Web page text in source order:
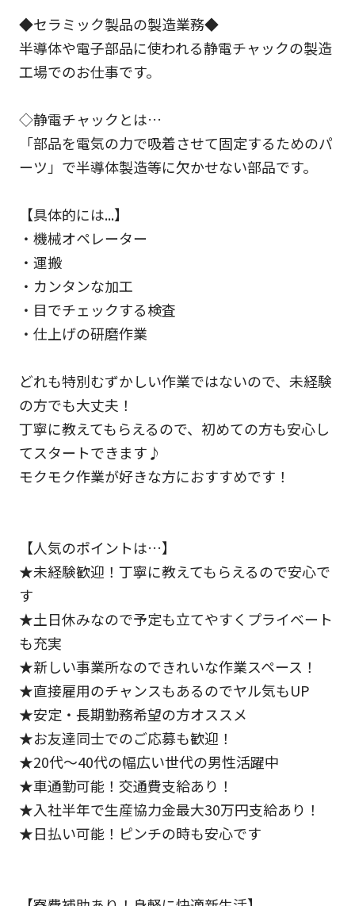
◆セラミック製品の製造業務◆
半導体や電子部品に使われる静電チャックの製造
工場でのお仕事です。
◇静電チャックとは…
「部品を電気の力で吸着させて固定するためのパ
ーツ」で半導体製造等に欠かせない部品です。
【具体的には...】
・機械オペレーター
・運搬
・カンタンな加工
・目でチェックする検査
・仕上げの研磨作業
どれも特別むずかしい作業ではないので、未経験
の方でも大丈夫！
丁寧に教えてもらえるので、初めての方も安心し
てスタートできます♪
モクモク作業が好きな方におすすめです！
【人気のポイントは…】
★未経験歓迎！丁寧に教えてもらえるので安心で
す
★土日休みなので予定も立てやすくプライベート
も充実
★新しい事業所なのできれいな作業スペース！
★直接雇用のチャンスもあるのでヤル気もUP
★安定・長期勤務希望の方オススメ
★お友達同士でのご応募も歓迎！
★20代～40代の幅広い世代の男性活躍中
★車通勤可能！交通費支給あり！
★入社半年で生産協力金最大30万円支給あり！
★日払い可能！ピンチの時も安心です